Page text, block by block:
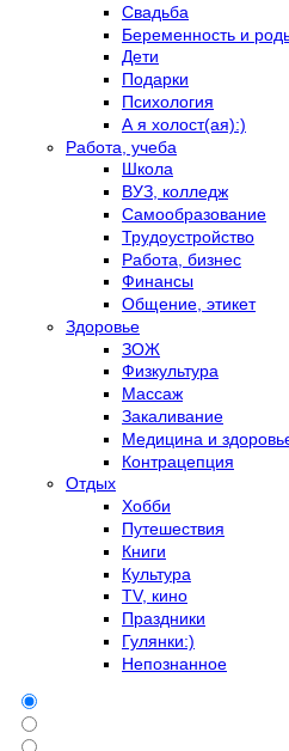
Свадьба
Беременность и
Дети
Подарки
Психология
А я холост(ая):)
Работа, учеба
Школа
ВУЗ, колледж
Самообразование
Трудоустройство
Работа, бизнес
Финансы
Общение, этикет
Здоровье
ЗОЖ
Физкультура
Массаж
Закаливание
Медицина и
Контрацепция
Отдых
Хобби
Путешествия
Книги
Культура
TV, кино
Праздники
Гулянки:)
Непознанное